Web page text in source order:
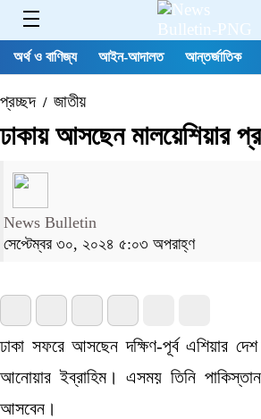
অর্থ ও বাণিজ্য আইন-আদালত আন্তর্জাতিক
প্রচ্ছদ/ জাতীয়
ঢাকায় আসছেন মালয়েশিয়ার
News Bulletin
সেপ্টেম্বর ৩০, ২০২৪ ৫:০৩ অপরাহ্ণ
ঢাকা সফরে আসছেন দক্ষিণ-পূর্ব এশিয়ার দেশ
আনোয়ার ইব্রাহিম। এসময় তিনি পাকিস্তান
আসবেন।